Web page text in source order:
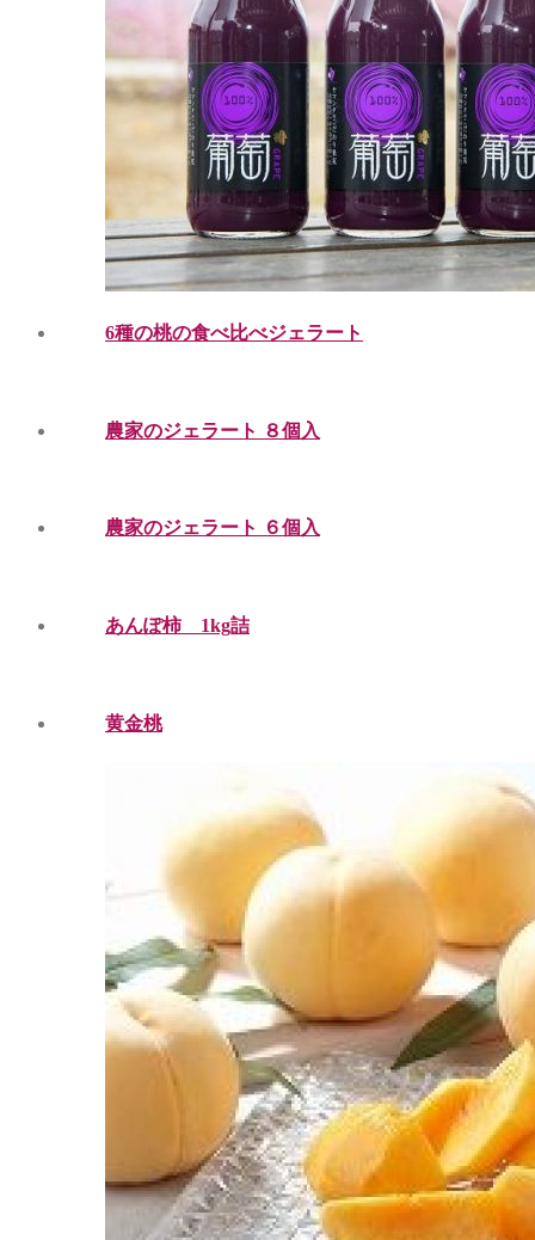
6種の桃の食べ比べジェラート
農家のジェラート ８個入
農家のジェラート ６個入
あんぽ柿 1kg詰
黄金桃